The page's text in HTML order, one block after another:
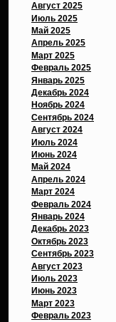
Август 2025
Июль 2025
Май 2025
Апрель 2025
Март 2025
Февраль 2025
Январь 2025
Декабрь 2024
Ноябрь 2024
Сентябрь 2024
Август 2024
Июль 2024
Июнь 2024
Май 2024
Апрель 2024
Март 2024
Февраль 2024
Январь 2024
Декабрь 2023
Октябрь 2023
Сентябрь 2023
Август 2023
Июль 2023
Июнь 2023
Март 2023
Февраль 2023